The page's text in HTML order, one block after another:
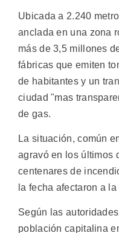
Ubicada a 2.240
anclada en una zona
más de 3,5 millones
fábricas que emiten
de habitantes y un
ciudad "mas
de gas.
La situación, común
agravó en los últimos
centenares de
la fecha afectaron a
Según las
población capitalina